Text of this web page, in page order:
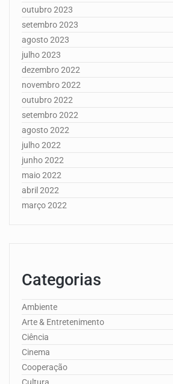
outubro 2023
setembro 2023
agosto 2023
julho 2023
dezembro 2022
novembro 2022
outubro 2022
setembro 2022
agosto 2022
julho 2022
junho 2022
maio 2022
abril 2022
março 2022
Categorias
Ambiente
Arte & Entretenimento
Ciência
Cinema
Cooperação